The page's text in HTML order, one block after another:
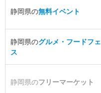
静岡県の無料イベント
静岡県のグルメ・フードフェ
ス
静岡県のフリーマーケット